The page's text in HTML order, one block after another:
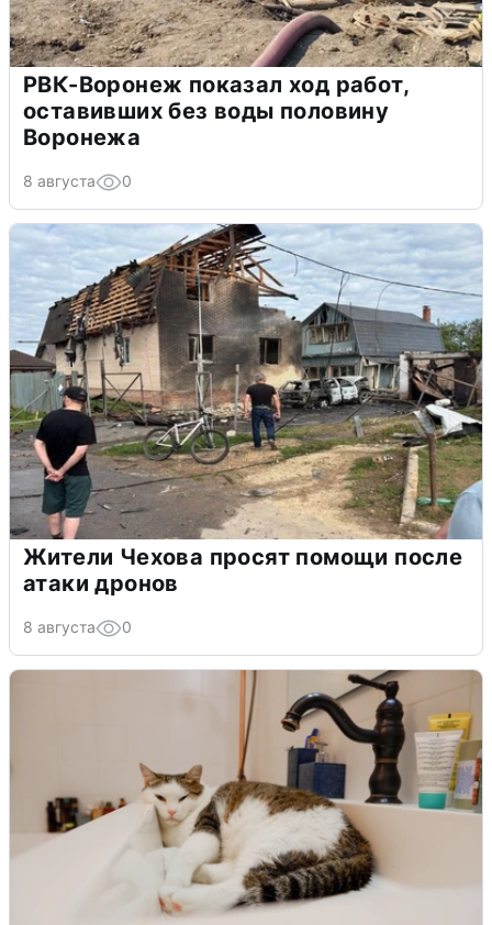
РВК-Воронеж показал ход работ,
оставивших без воды половину
Воронежа
8 августа 0
Жители Чехова просят помощи после
атаки дронов
8 августа 0